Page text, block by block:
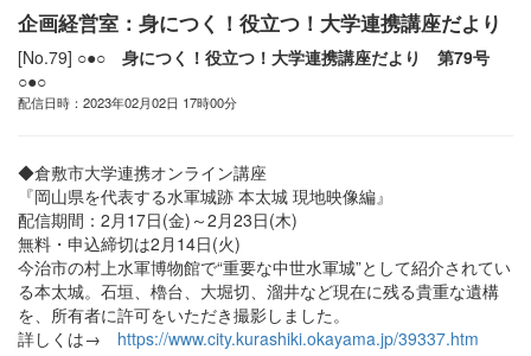
企画経営室：身につく！役立つ！大学連携講座だより
[No.79] ○●○ 身につく！役立つ！大学連携講座だより 第79号
○●○
配信日時：2023年02月02日 17時00分
◆倉敷市大学連携オンライン講座
『岡山県を代表する水軍城跡 本太城 現地映像編』
配信期間：2月17日(金)～2月23日(木)
無料・申込締切は2月14日(火)
今治市の村上水軍博物館で“重要な中世水軍城”として紹介されてい
る本太城。石垣、櫓台、大堀切、溜井など現在に残る貴重な遺構
を、所有者に許可をいただき撮影しました。
詳しくは→ https://www.city.kurashiki.okayama.jp/39337.htm